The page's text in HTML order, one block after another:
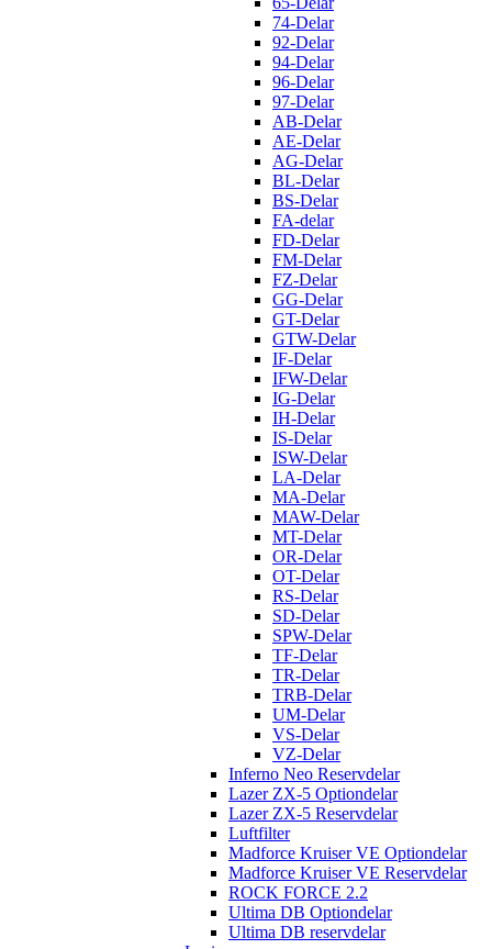
74-Delar
92-Delar
94-Delar
96-Delar
97-Delar
AB-Delar
AE-Delar
AG-Delar
BL-Delar
BS-Delar
FA-delar
FD-Delar
FM-Delar
FZ-Delar
GG-Delar
GT-Delar
GTW-Delar
IF-Delar
IFW-Delar
IG-Delar
IH-Delar
IS-Delar
ISW-Delar
LA-Delar
MA-Delar
MAW-Delar
MT-Delar
OR-Delar
OT-Delar
RS-Delar
SD-Delar
SPW-Delar
TF-Delar
TR-Delar
TRB-Delar
UM-Delar
VS-Delar
VZ-Delar
Inferno Neo Reservdelar
Lazer ZX-5 Optiondelar
Lazer ZX-5 Reservdelar
Luftfilter
Madforce Kruiser VE Optiondelar
Madforce Kruiser VE Reservdelar
ROCK FORCE 2.2
Ultima DB Optiondelar
Ultima DB reservdelar